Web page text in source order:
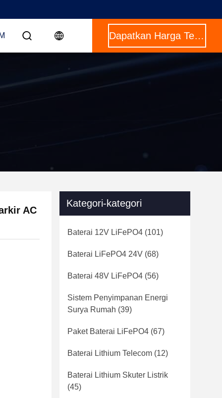
Dapatkan Harga Terbaik
AC
Kategori-kategori
Baterai 12V LiFePO4 (101)
Baterai LiFePO4 24V (68)
Baterai 48V LiFePO4 (56)
Sistem Penyimpanan Energi
Surya Rumah (39)
Paket Baterai LiFePO4 (67)
Baterai Lithium Telecom (12)
Baterai Lithium Skuter Listrik
(45)